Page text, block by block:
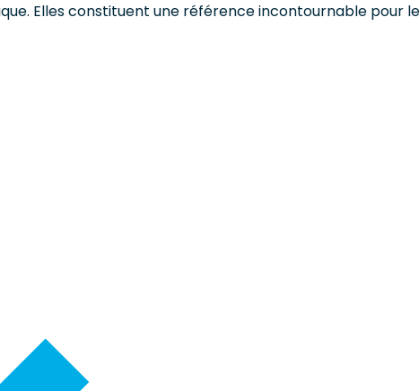
Elles constituent une référence incontournable pour